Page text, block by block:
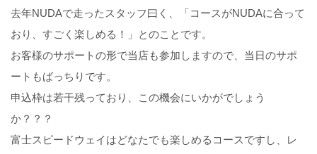
去年NUDAで走ったスタッフ曰く、「コースがNUDAに合って
おり、すごく楽しめる！」とのことです。
お客様のサポートの形で当店も参加しますので、当日のサポ
ートもばっちりです。
申込枠は若干残っており、この機会にいかがでしょう
か？？？
富士スピードウェイはどなたでも楽しめるコースですし、レ